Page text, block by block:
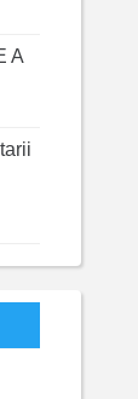
A